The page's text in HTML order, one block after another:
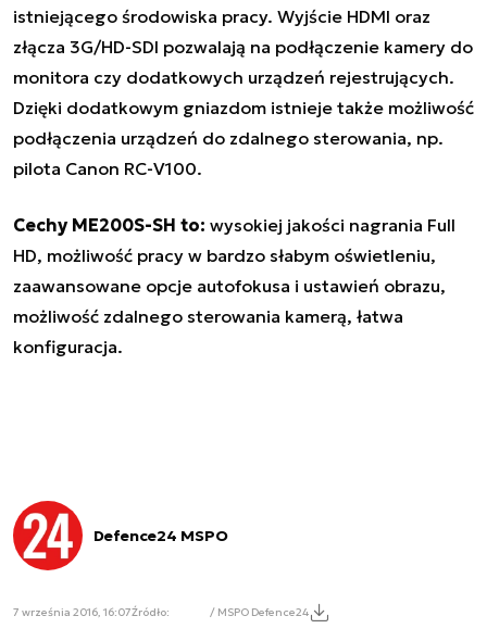
istniejącego środowiska pracy. Wyjście HDMI oraz
złącza 3G/HD-SDI pozwalają na podłączenie kamery do
monitora czy dodatkowych urządzeń rejestrujących.
Dzięki dodatkowym gniazdom istnieje także możliwość
podłączenia urządzeń do zdalnego sterowania, np.
pilota Canon RC-V100.
Cechy ME200S-SH to: wysokiej jakości nagrania Full
HD, możliwość pracy w bardzo słabym oświetleniu,
zaawansowane opcje autofokusa i ustawień obrazu,
możliwość zdalnego sterowania kamerą, łatwa
konfiguracja.
Defence24 MSPO
7 września 2016, 16:07Źródło: / MSPO Defence24